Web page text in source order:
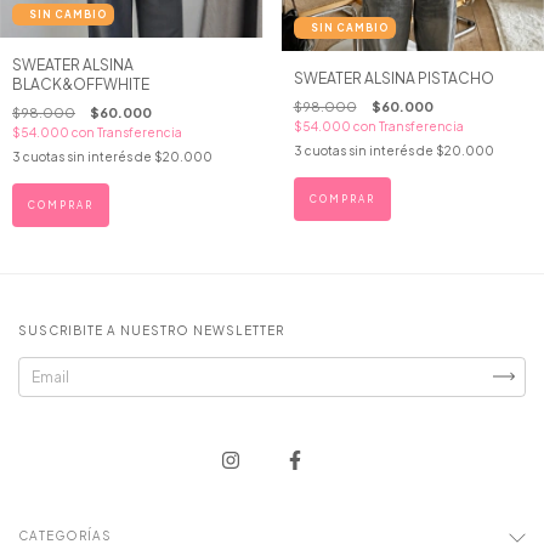
SWEATER ALSINA
BLACK&OFFWHITE
$98.000 $60.000
$54.000 con Transferencia
3 cuotas sin interés de $20.000
COMPRAR
SWEATER ALSINA PISTACHO
$98.000 $60.000
$54.000 con Transferencia
3 cuotas sin interés de $20.000
SUSCRIBITE A NUESTRO NEWSLETTER
CATEGORÍAS